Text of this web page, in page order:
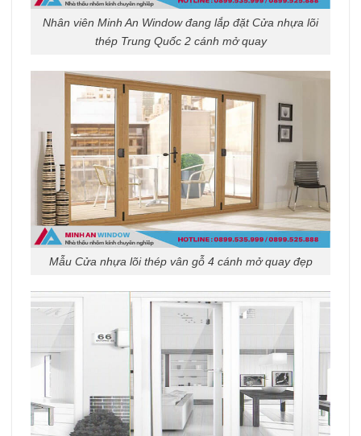
Nhân viên Minh An Window đang lắp đặt Cửa nhựa lõi
thép Trung Quốc 2 cánh mở quay
Mẫu Cửa nhựa lõi thép vân gỗ 4 cánh mở quay đẹp